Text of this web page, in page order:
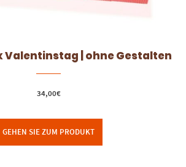
Valentinstag | ohne Gestalten
34,00€
GEHEN SIE ZUM PRODUKT